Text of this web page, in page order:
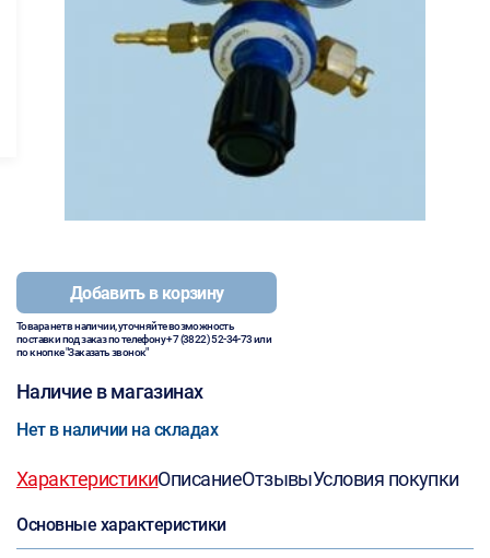
Добавить в корзину
Товара нет в наличии, уточняйте возможность
поставки под заказ по телефону+7 (3822) 52-34-73или
по кнопке "Заказать звонок"
Наличие в магазинах
Нет в наличии на складах
ХарактеристикиОписаниеОтзывыУсловия покупки
Основные характеристики